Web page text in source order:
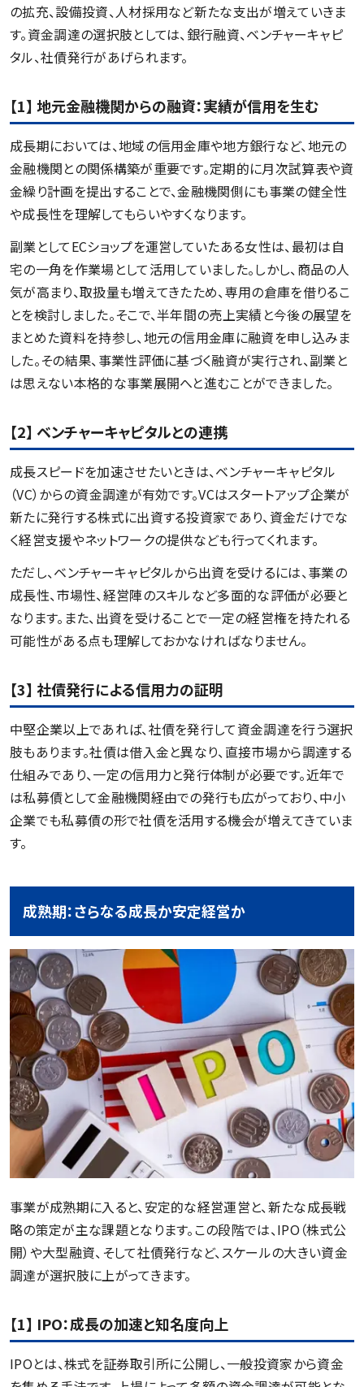
の拡充、設備投資、人材採用など新たな支出が増えていきま
す。資金調達の選択肢としては、銀行融資、ベンチャーキャピ
タル、社債発行があげられます。
【1】 地元金融機関からの融資：実績が信用を生む
成長期においては、地域の信用金庫や地方銀行など、地元の
金融機関との関係構築が重要です。定期的に月次試算表や資
金繰り計画を提出することで、金融機関側にも事業の健全性
や成長性を理解してもらいやすくなります。
副業としてECショップを運営していたある女性は、最初は自
宅の一角を作業場として活用していました。しかし、商品の人
気が高まり、取扱量も増えてきたため、専用の倉庫を借りるこ
とを検討しました。そこで、半年間の売上実績と今後の展望を
まとめた資料を持参し、地元の信用金庫に融資を申し込みま
した。その結果、事業性評価に基づく融資が実行され、副業と
は思えない本格的な事業展開へと進むことができました。
【2】 ベンチャーキャピタルとの連携
成長スピードを加速させたいときは、ベンチャーキャピタル
（VC）からの資金調達が有効です。VCはスタートアップ企業が
新たに発行する株式に出資する投資家であり、資金だけでな
く経営支援やネットワークの提供なども行ってくれます。
ただし、ベンチャーキャピタルから出資を受けるには、事業の
成長性、市場性、経営陣のスキルなど多面的な評価が必要と
なります。また、出資を受けることで一定の経営権を持たれる
可能性がある点も理解しておかなければなりません。
【3】 社債発行による信用力の証明
中堅企業以上であれば、社債を発行して資金調達を行う選択
肢もあります。社債は借入金と異なり、直接市場から調達する
仕組みであり、一定の信用力と発行体制が必要です。近年で
は私募債として金融機関経由での発行も広がっており、中小
企業でも私募債の形で社債を活用する機会が増えてきていま
す。
成熟期：さらなる成長か安定経営か
事業が成熟期に入ると、安定的な経営運営と、新たな成長戦
略の策定が主な課題となります。この段階では、IPO（株式公
開）や大型融資、そして社債発行など、スケールの大きい資金
調達が選択肢に上がってきます。
【1】 IPO：成長の加速と知名度向上
IPOとは、株式を証券取引所に公開し、一般投資家から資金